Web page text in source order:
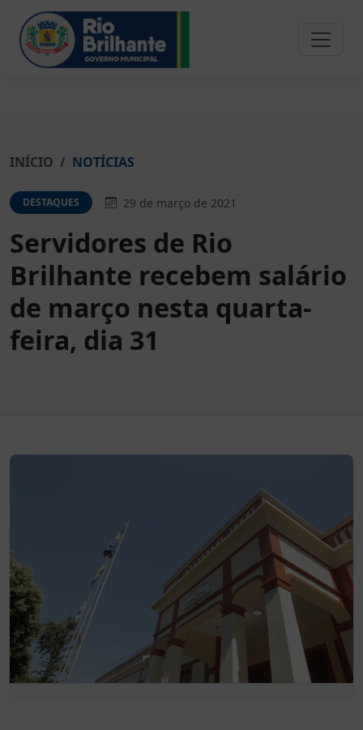
INÍCIO NOTÍCIAS
DESTAQUES 29 de março de 2021
Servidores de Rio
Brilhante recebem salário
de março nesta quarta-
feira, dia 31